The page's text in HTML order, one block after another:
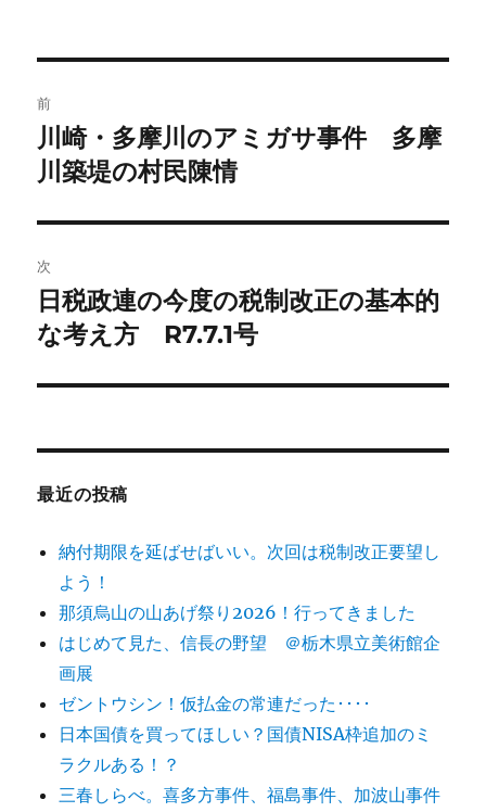
稿
ナ
ビ
ゲ
ー
シ
ン
前
の
稿:
川崎・多摩川のアミガサ事件 多摩
川築堤の村民陳情
次
次
の
稿:
日税政連の今度の税制改正の基本的
な考え方 R7.7.1号
最近の投稿
納付期限を延ばせばいい。次回は税制改正要望し
よう！
那須烏山の山あげ祭り2026！行ってきました
はじめて見た、信長の野望 ＠栃木県立美術館企
画展
ゼントウシン！仮払金の常連だった････
日本国債を買ってほしい？国債NISA枠追加のミ
ラクルある！？
三春しらべ。喜多方事件、福島事件、加波山事件